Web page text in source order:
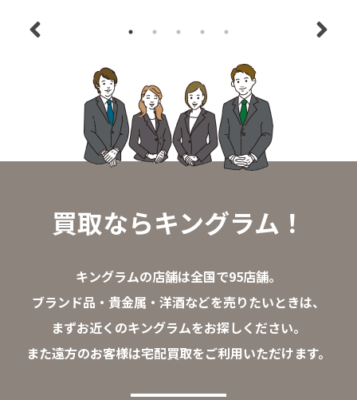
買取ならキングラム！
キングラムの店舗は全国で95店舗。
ブランド品・貴金属・洋酒などを売りたいときは、
まずお近くのキングラムをお探しください。
また遠方のお客様は宅配買取をご利用いただけます。